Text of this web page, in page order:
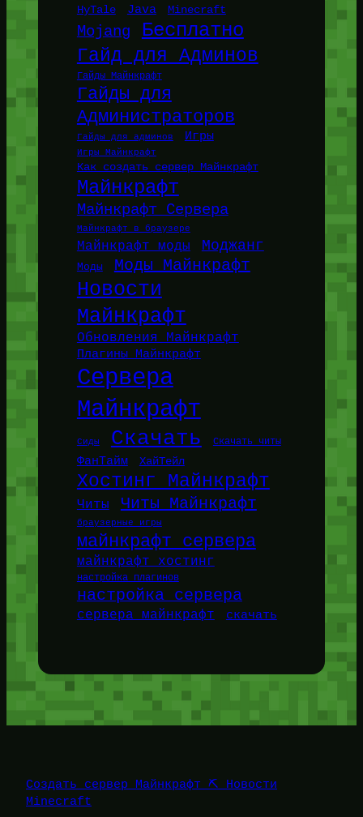
HyTale Java Minecraft
Mojang Бесплатно
Гайд для Админов
Гайды Майнкрафт
Гайды для
Администраторов
Гайды для админов Игры
Игры Майнкрафт
Как создать сервер Майнкрафт
Майнкрафт
Майнкрафт Сервера
Майнкрафт в браузере
Майнкрафт моды Моджанг
Моды Моды Майнкрафт
Новости
Майнкрафт
Обновления Майнкрафт
Плагины Майнкрафт
Сервера
Майнкрафт
Сиды Скачать Скачать читы
ФанТайм ХайТейл
Хостинг Майнкрафт
Читы Читы Майнкрафт
браузерные игры
майнкрафт сервера
майнкрафт хостинг
настройка плагинов
настройка сервера
сервера майнкрафт скачать
Создать сервер Майнкрафт ⛏️ Новости
Minecraft